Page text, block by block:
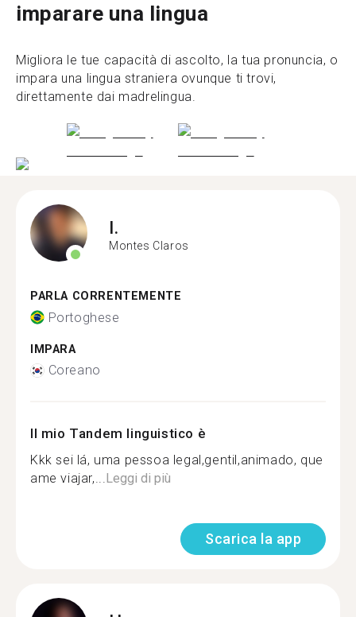
imparare una lingua
Migliora le tue capacità di ascolto, la tua pronuncia, o
impara una lingua straniera ovunque ti trovi,
direttamente dai madrelingua.
I.
Montes Claros
PARLA CORRENTEMENTE
Portoghese
IMPARA
Coreano
Il mio Tandem linguistico è
Kkk sei lá, uma pessoa legal,gentil,animado, que
ame viajar,...Leggi di più
Scarica la app